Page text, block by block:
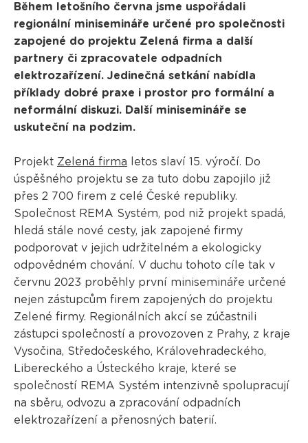
Během letošního června jsme uspořádali
regionální minisemináře určené pro společnosti
zapojené do projektu Zelená firma a další
partnery či zpracovatele odpadních
elektrozařízení. Jedinečná setkání nabídla
příklady dobré praxe i prostor pro formální a
neformální diskuzi. Další minisemináře se
uskuteční na podzim.
Projekt Zelená firma letos slaví 15. výročí. Do
úspěšného projektu se za tuto dobu zapojilo již
přes 2 700 firem z celé České republiky.
Společnost REMA Systém, pod niž projekt spadá,
hledá stále nové cesty, jak zapojené firmy
podporovat v jejich udržitelném a ekologicky
odpovědném chování. V duchu tohoto cíle tak v
červnu 2023 proběhly první minisemináře určené
nejen zástupcům firem zapojených do projektu
Zelené firmy. Regionálních akcí se zúčastnili
zástupci společností a provozoven z Prahy, z kraje
Vysočina, Středočeského, Královehradeckého,
Libereckého a Ústeckého kraje, které se
společností REMA Systém intenzivně spolupracují
na sběru, odvozu a zpracování odpadních
elektrozařízení a přenosných baterií.